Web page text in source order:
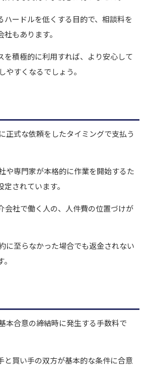
ハードルを低くする目的で、相談料を
もあります。
を積極的に利用すれば、より安心して
やすくなるでしょう。
正式な依頼をしたタイミングで支払う
や専門家が本格的に作業を開始するた
されています。
会社で働く人の、人件費の位置づけが
に至らなかった場合でも返金されない
本合意の締結時に発生する手数料で
と買い手の双方が基本的な条件に合意